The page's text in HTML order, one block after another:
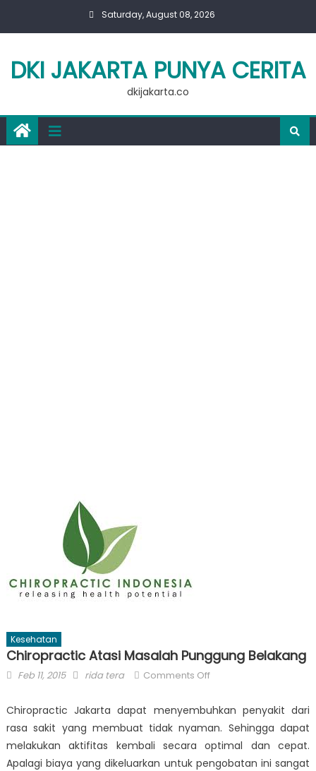
Saturday, August 08, 2026
DKI JAKARTA PUNYA CERITA
dkijakarta.co
Kesehatan
Chiropractic Atasi Masalah Punggung Belakang
Posted
Feb 11, 2015 Author
rida tera Comments Offon
Atasi
Masalah
Punggung
Belakang
Chiropractic Jakarta dapat menyembuhkan penyakit dari
rasa sakit yang membuat tidak nyaman. Sehingga dapat
melakukan aktifitas kembali secara optimal dan cepat.
Apalagi biaya yang dikeluarkan untuk pengobatan ini sangat